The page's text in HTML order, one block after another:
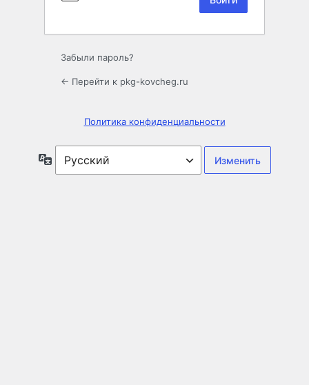
Забыли пароль?
← Перейти к pkg-kovcheg.ru
Политика конфиденциальности
Язык